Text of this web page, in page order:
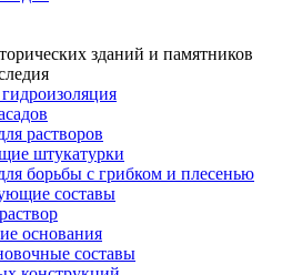
зданий и памятников
растворов
штукатурки
борьбы с грибком и плесенью
составы
основания
составы